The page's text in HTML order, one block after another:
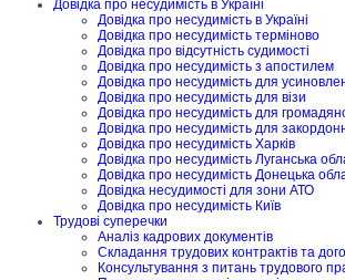
Довідка про несудимість в Україні
Довідка про несудимість в Україні
Довідка про несудимість терміново
Довідка про відсутність судимості
Довідка про несудимість з апостилем
Довідка про несудимість для
Довідка про несудимість для візи
Довідка про несудимість для
Довідка про несудимість для
Довідка про несудимість Харків
Довідка про несудимість Луганська
Довідка про несудимість Донецька
Довідка несудимості для зони АТО
Довідка про несудимість Київ
Трудові суперечки
Аналіз кадрових документів
Складання трудових контрактів та
Консультування з питань трудового